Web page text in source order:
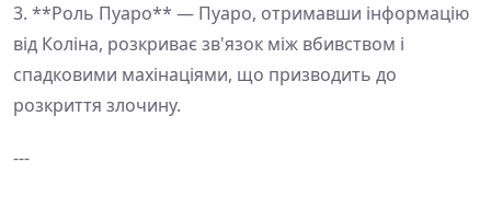
3. **Роль Пуаро** — Пуаро, отримавши інформацію
від Коліна, розкриває зв'язок між вбивством і
спадковими махінаціями, що призводить до
розкриття злочину.
---